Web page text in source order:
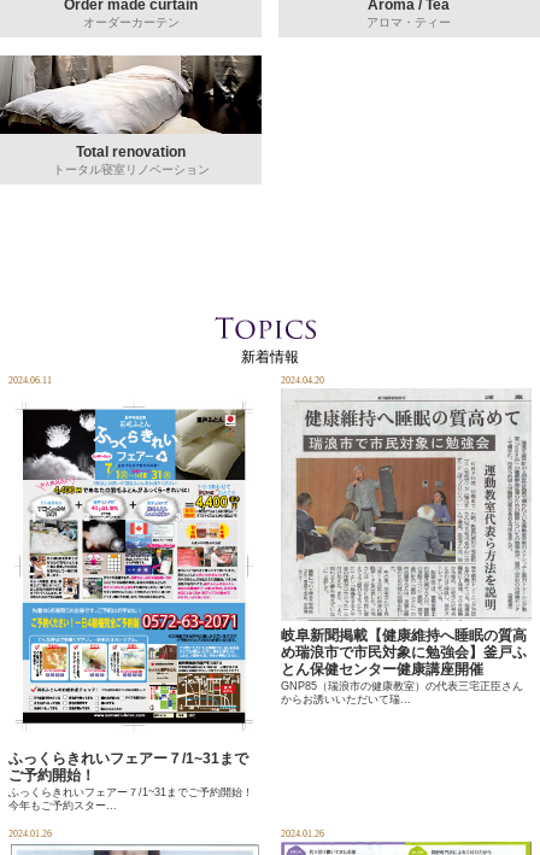
Order made curtain
オーダーカーテン
Aroma / Tea
アロマ・ティー
Total renovation
トータル寝室リノベーション
新着情報
2024.06.11
ふっくらきれいフェアー７/1~31まで
ご予約開始！
ふっくらきれいフェアー７/1~31までご予約開始！
今年もご予約スター...
2024.04.20
岐阜新聞掲載【健康維持へ睡眠の質高
め瑞浪市で市民対象に勉強会】釜戸ふ
とん保健センター健康講座開催
GNP85（瑞浪市の健康教室）の代表三宅正臣さん
からお誘いいただいて瑞...
2024.01.26 2024.01.26